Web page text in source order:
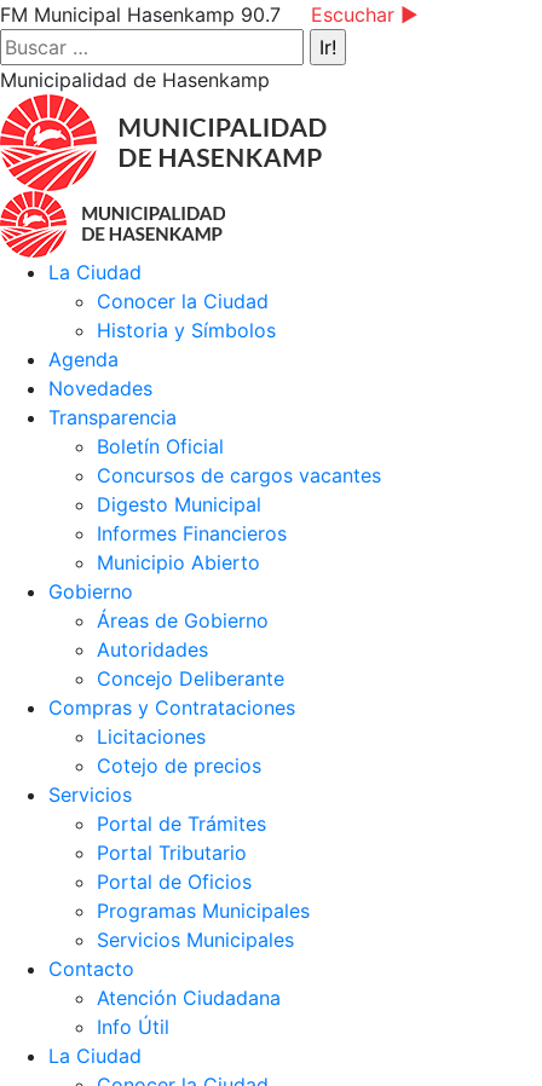
Saltar
al
contenido
Facebook
page
opens
new
window
Instagram
page
opens
new
window
YouTube
page
opens
new
window
FM Municipal Hasenkamp 90.7
Escuchar ►
Buscar:
Municipalidad de Hasenkamp
La Ciudad
Conocer la Ciudad
Historia y Símbolos
Agenda
Novedades
Transparencia
Boletín Oficial
Concursos de cargos vacantes
Digesto Municipal
Informes Financieros
Municipio Abierto
Gobierno
Áreas de Gobierno
Autoridades
Concejo Deliberante
Compras y Contrataciones
Licitaciones
Cotejo de precios
Servicios
Portal de Trámites
Portal Tributario
Portal de Oficios
Programas Municipales
Servicios Municipales
Contacto
Atención Ciudadana
Info Útil
La Ciudad